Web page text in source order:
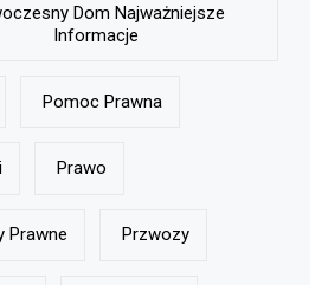
Dom Najważniejsze
Informacje
Pomoc Prawna
Prawo
Prawne Przwozy